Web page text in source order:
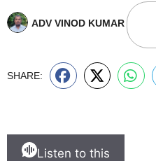
ADV VINOD KUMAR
SHARE:
Listen to this